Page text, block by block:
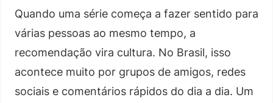
Quando uma série começa a fazer sentido para
várias pessoas ao mesmo tempo, a
recomendação vira cultura. No Brasil, isso
acontece muito por grupos de amigos, redes
sociais e comentários rápidos do dia a dia. Um